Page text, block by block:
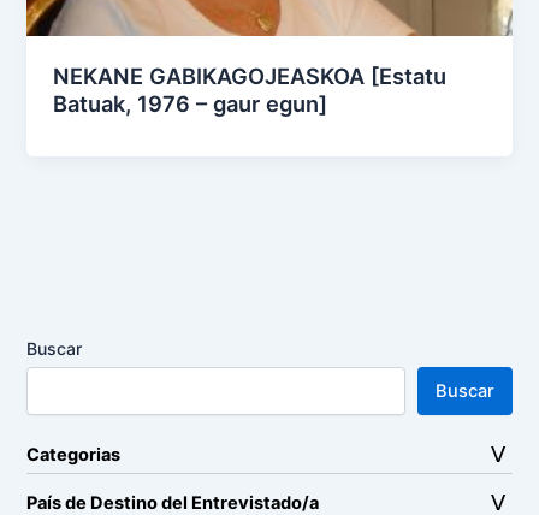
NEKANE GABIKAGOJEASKOA [Estatu
Batuak, 1976 – gaur egun]
Buscar
Buscar
Categorias
País de Destino del Entrevistado/a